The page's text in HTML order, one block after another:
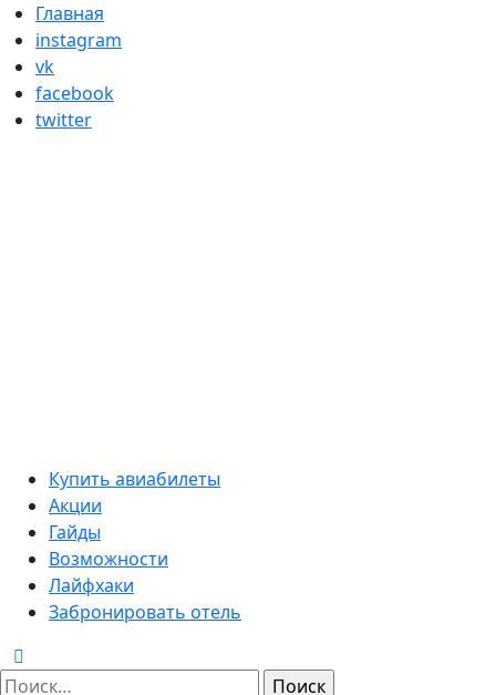
Skip
to
content
Главная
instagram
vk
facebook
twitter
Primary
Menu
Купить авиабилеты
Акции
Гайды
Возможности
Лайфхаки
Забронировать отель
Найти: